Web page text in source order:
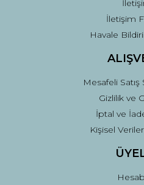
İletişim
Havale
Mesafeli
Gizlilik ve
İptal ve
Kişisel